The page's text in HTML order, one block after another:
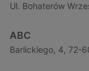
Ul. Bohaterów
ABC
Barlickiego, 4, 72-